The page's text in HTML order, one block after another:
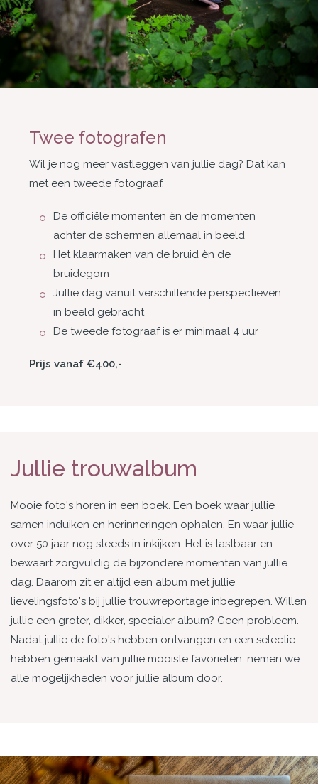
Twee fotografen
Wil je nog meer vastleggen van jullie dag? Dat kan
met een tweede fotograaf.
De officiële momenten èn de momenten
achter de schermen allemaal in beeld
Het klaarmaken van de bruid èn de
bruidegom
Jullie dag vanuit verschillende perspectieven
in beeld gebracht
De tweede fotograaf is er minimaal 4 uur
Prijs vanaf €400,-
Jullie trouwalbum
Mooie foto's horen in een boek. Een boek waar jullie
samen induiken en herinneringen ophalen. En waar jullie
over 50 jaar nog steeds in inkijken. Het is tastbaar en
bewaart zorgvuldig de bijzondere momenten van jullie
dag. Daarom zit er altijd een album met jullie
lievelingsfoto's bij jullie trouwreportage inbegrepen. Willen
jullie een groter, dikker, specialer album? Geen probleem.
Nadat jullie de foto's hebben ontvangen en een selectie
hebben gemaakt van jullie mooiste favorieten, nemen we
alle mogelijkheden voor jullie album door.